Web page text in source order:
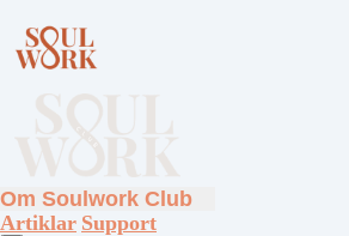
Om Soulwork Club
Artiklar Support